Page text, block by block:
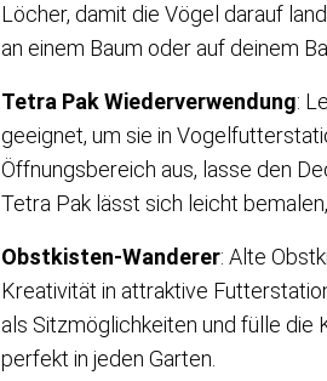
Löcher, damit die Vögel darauf
an einem Baum oder auf deinem
Tetra Pak Wiederverwendung:
geeignet, um sie in
Öffnungsbereich aus, lasse den
Tetra Pak lässt sich leicht
Obstkisten-Wanderer: Alte
Kreativität in attraktive
als Sitzmöglichkeiten und fülle die
perfekt in jeden Garten.